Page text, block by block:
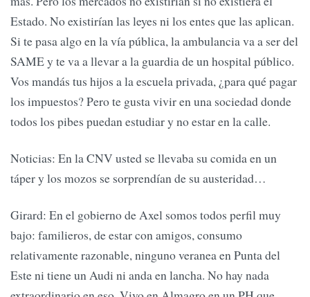
Estado. No existirían las leyes ni los entes que las aplican.
Si te pasa algo en la vía pública, la ambulancia va a ser del
SAME y te va a llevar a la guardia de un hospital público.
Vos mandás tus hijos a la escuela privada, ¿para qué pagar
los impuestos? Pero te gusta vivir en una sociedad donde
todos los pibes puedan estudiar y no estar en la calle.
Noticias: En la CNV usted se llevaba su comida en un
táper y los mozos se sorprendían de su austeridad…
Girard: En el gobierno de Axel somos todos perfil muy
bajo: familieros, de estar con amigos, consumo
relativamente razonable, ninguno veranea en Punta del
Este ni tiene un Audi ni anda en lancha. No hay nada